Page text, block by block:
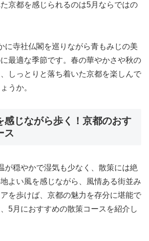
京都を感じられるのは5月ならではの
に寺社仏閣を巡りながら青もみじの美
最適な季節です。春の華やかさや秋の
しっとりと落ち着いた京都を楽しんで
うか。
感じながら歩く！京都のおす
ス
が穏やかで湿気も少なく、散策には絶
よい風を感じながら、風情ある街並み
を歩けば、京都の魅力を存分に堪能で
5月におすすめの散策コースを紹介し